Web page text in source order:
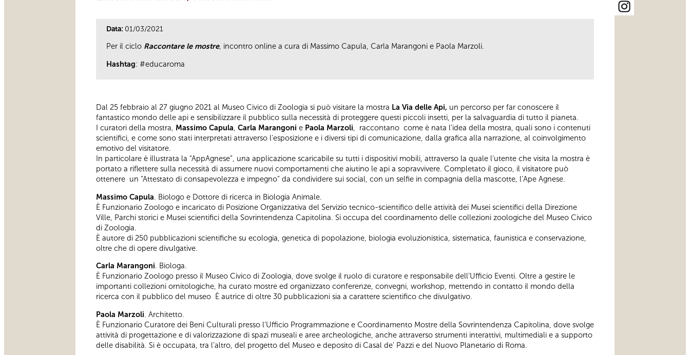
Data: 01/03/2021
Per il ciclo Raccontare le mostre, incontro online a cura di Massimo Capula, Carla Marangoni e Paola Marzoli.
Hashtag: #educaroma
Dal 25 febbraio al 27 giugno 2021 al Museo Civico di Zoologia si può visitare la mostra La Via delle Api, un percorso per far conoscere il
fantastico mondo delle api e sensibilizzare il pubblico sulla necessità di proteggere questi piccoli insetti, per la salvaguardia di tutto il pianeta.
I curatori della mostra, Massimo Capula, Carla Marangoni e Paola Marzoli, raccontano come è nata l’idea della mostra, quali sono i contenuti
scientifici, e come sono stati interpretati attraverso l’esposizione e i diversi tipi di comunicazione, dalla grafica alla narrazione, al coinvolgimento
emotivo del visitatore.
In particolare è illustrata la “AppAgnese”, una applicazione scaricabile su tutti i dispositivi mobili, attraverso la quale l’utente che visita la mostra è
portato a riflettere sulla necessità di assumere nuovi comportamenti che aiutino le api a sopravvivere. Completato il gioco, il visitatore può
ottenere un “Attestato di consapevolezza e impegno” da condividere sui social, con un selfie in compagnia della mascotte, l’Ape Agnese.
Massimo Capula. Biologo e Dottore di ricerca in Biologia Animale.
È Funzionario Zoologo e incaricato di Posizione Organizzativa del Servizio tecnico-scientifico delle attività dei Musei scientifici della Direzione
Ville, Parchi storici e Musei scientifici della Sovrintendenza Capitolina. Si occupa del coordinamento delle collezioni zoologiche del Museo Civico
di Zoologia.
È autore di 250 pubblicazioni scientifiche su ecologia, genetica di popolazione, biologia evoluzionistica, sistematica, faunistica e conservazione,
oltre che di opere divulgative.
Carla Marangoni. Biologa.
È Funzionario Zoologo presso il Museo Civico di Zoologia, dove svolge il ruolo di curatore e responsabile dell’Ufficio Eventi. Oltre a gestire le
importanti collezioni ornitologiche, ha curato mostre ed organizzato conferenze, convegni, workshop, mettendo in contatto il mondo della
ricerca con il pubblico del museo È autrice di oltre 30 pubblicazioni sia a carattere scientifico che divulgativo.
Paola Marzoli. Architetto.
È Funzionario Curatore dei Beni Culturali presso l’Ufficio Programmazione e Coordinamento Mostre della Sovrintendenza Capitolina, dove svolge
attività di progettazione e di valorizzazione di spazi museali e aree archeologiche, anche attraverso strumenti interattivi, multimediali e a supporto
delle disabilità. Si è occupata, tra l’altro, del progetto del Museo e deposito di Casal de' Pazzi e del Nuovo Planetario di Roma.